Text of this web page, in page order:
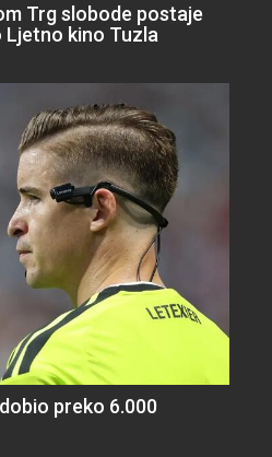
Trg slobode postaje
Ljetno kino Tuzla
preko 6.000